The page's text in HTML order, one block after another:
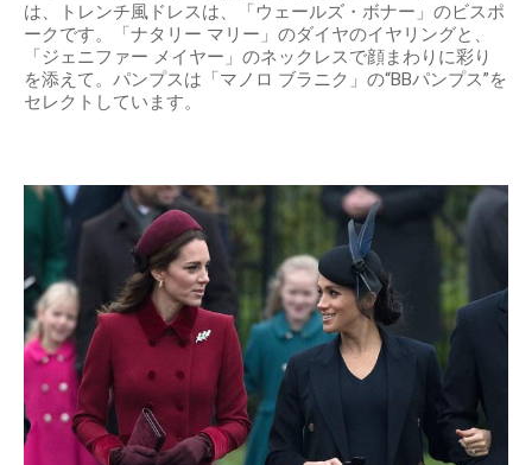
は、トレンチ風ドレスは、「ウェールズ・ボナー」のビスポ
ークです。「ナタリー マリー」のダイヤのイヤリングと、
「ジェニファー メイヤー」のネックレスで顔まわりに彩り
を添えて。パンプスは「マノロ ブラニク」の“BBパンプス”を
セレクトしています。